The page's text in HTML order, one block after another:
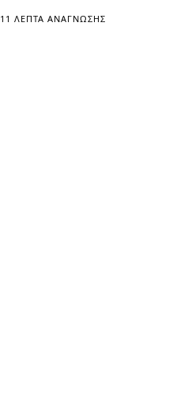
11 ΛΕΠΤΆ ΑΝΆΓΝΩΣΗΣ